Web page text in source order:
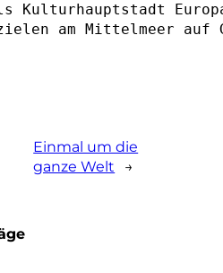
Kulturhauptstadt
am Mittelmeer auf
Einmal um die
ganze Welt
→